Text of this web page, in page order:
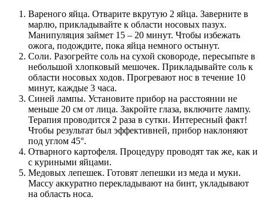
Вареного яйца. Отварите вкрутую 2 яйца. Заверните в
марлю, прикладывайте к области носовых пазух.
Манипуляция займет 15 – 20 минут. Чтобы избежать
ожога, подождите, пока яйца немного остынут.
Соли. Разогрейте соль на сухой сковороде, пересыпьте в
небольшой хлопковый мешочек. Прикладывайте соль к
области носовых ходов. Прогревают нос в течение 10
минут, каждые 3 часа.
Синей лампы. Установите прибор на расстоянии не
меньше 20 см от лица. Закройте глаза, включите лампу.
Терапия проводится 2 раза в сутки. Интересный факт!
Чтобы результат был эффективней, прибор наклоняют
под углом 45°.
Отварного картофеля. Процедуру проводят так же, как и
с куриными яйцами.
Медовых лепешек. Готовят лепешки из меда и муки.
Массу аккуратно перекладывают на бинт, укладывают
на область носа.